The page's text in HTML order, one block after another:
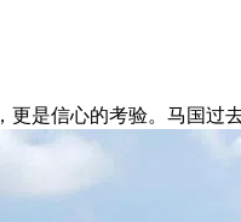
是信心的考验。马国过